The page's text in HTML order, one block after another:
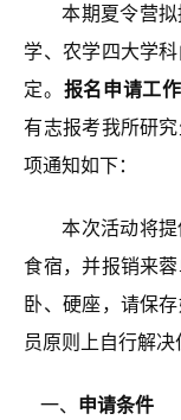
本期夏令营
学、农学四大学
定。 报名申请工
有志报考我所研
项通知如下：
本次活动将
食宿，并报销来
卧、硬座，请保
员原则上自行解决
一、 申请条件